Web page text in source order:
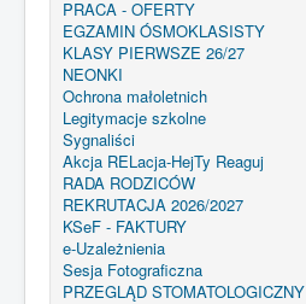
PRACA - OFERTY
EGZAMIN ÓSMOKLASISTY
KLASY PIERWSZE 26/27
NEONKI
Ochrona małoletnich
Legitymacje szkolne
Sygnaliści
Akcja RELacja-HejTy Reaguj
RADA RODZICÓW
REKRUTACJA 2026/2027
KSeF - FAKTURY
e-Uzależnienia
Sesja Fotograficzna
PRZEGLĄD STOMATOLOGICZNY